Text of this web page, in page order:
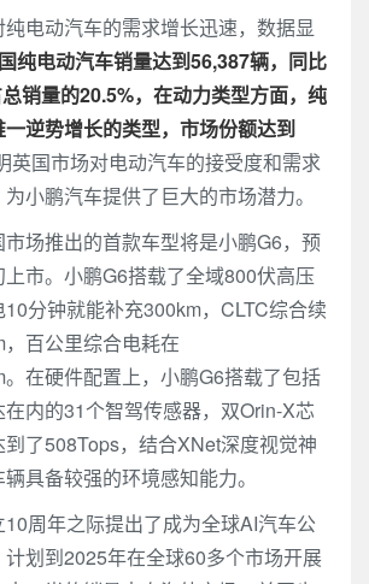
电动汽车的需求增长迅速，数据显
纯电动汽车销量达到56,387辆，同比
销量的20.5%，在动力类型方面，纯
逆势增长的类型，市场份额达到
英国市场对电动汽车的接受度和需求
小鹏汽车提供了巨大的市场潜力。
场推出的首款车型将是小鹏G6，预
市。小鹏G6搭载了全域800伏高压
分钟就能补充300km，CLTC综合续
百公里综合电耗在
在硬件配置上，小鹏G6搭载了包括
内的31个智驾传感器，双Orin-X芯
了508Tops，结合XNet深度视觉神
具备较强的环境感知能力。
周年之际提出了成为全球AI汽车公
划到2025年在全球60多个市场开展